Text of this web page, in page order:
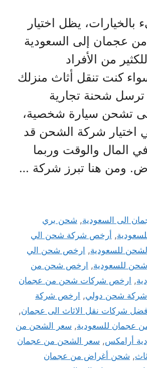
يظل اختيار
عجمان إلى السعودية
من الأفراد
كنت تنقل أثاث منزلك
ترسل شحنة تجارية
تشحن سيارة شخصية،
اختيار شركة الشحن قد
المال والوقت وربما
ومن هنا تبرز شركة …
الى السعودية, شحن بري
, أرخص شركة شحن الي
للسعودية, ارخص شحن الي
للسعودية, ارخص شحن من
, ارخص شركات شحن من عجمان
شحن دولي, ارخص شركة
شركات نقل الاثاث الى عجمان,
عجمان للسعودية, سعر الشحن من
أرامكس, سعر الشحن من عجمان
, شحن أغراض من عجمان